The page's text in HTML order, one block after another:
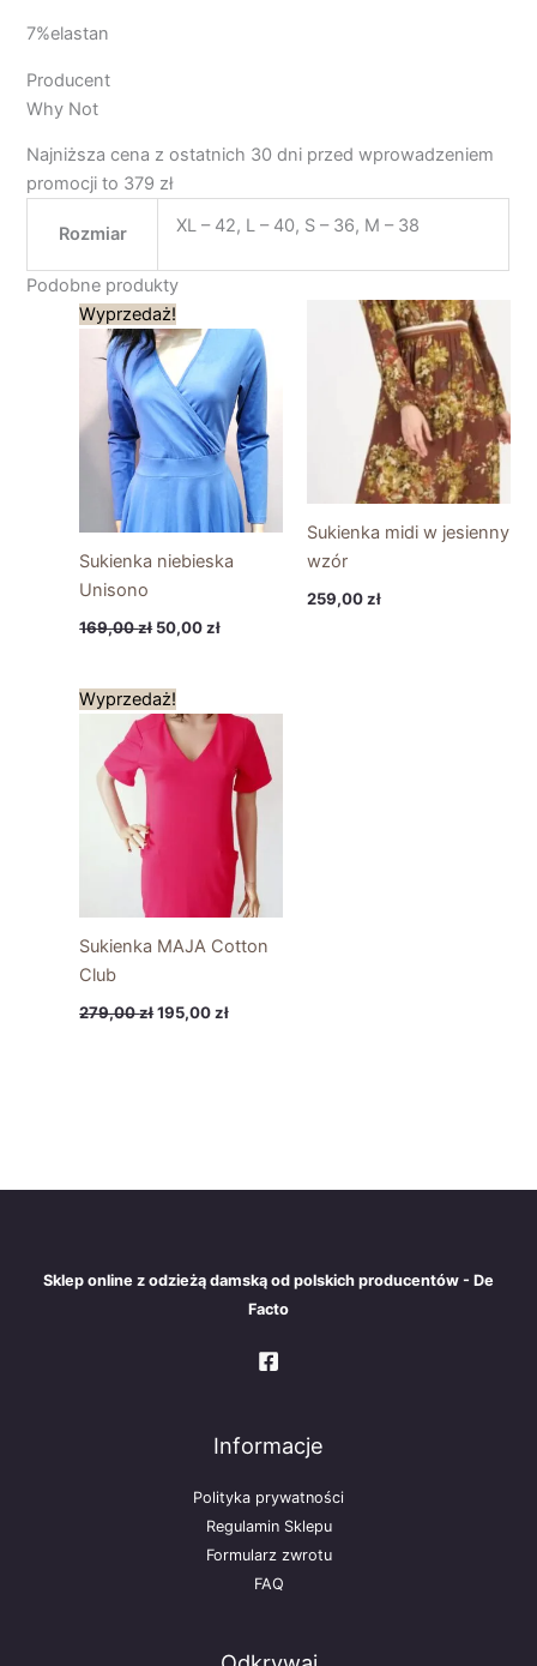
7%elastan
Producent
Why Not
Najniższa cena z ostatnich 30 dni przed wprowadzeniem
promocji to 379 zł
Rozmiar XL – 42, L – 40, S – 36, M – 38
Podobne produkty
Wyprzedaż!
Sukienka niebieska
Unisono
169,00zł
Pierwotna
cena
wynosiła:
169,00 zł.
50,00zł
cena
wynosi:
50,00 zł.
Sukienka midi w jesienny
wzór
259,00zł
Wyprzedaż!
Sukienka MAJA Cotton
Club
279,00zł
Pierwotna
cena
wynosiła:
279,00 zł.
195,00zł
cena
wynosi:
195,00 zł.
Sklep online z odzieżą damską od polskich producentów - De
Facto
Informacje
Polityka prywatności
Regulamin Sklepu
Formularz zwrotu
FAQ